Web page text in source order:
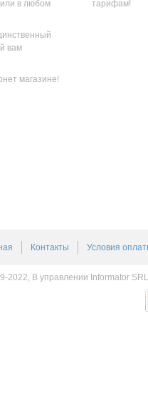
в любом
вам
магазине!
тарифам!
Контакты Условия
2022, В управлении Informator SRL